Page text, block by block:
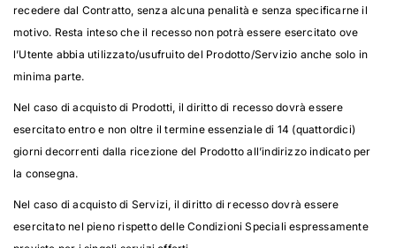
recedere dal Contratto, senza alcuna penalità e senza specificarne il
motivo. Resta inteso che il recesso non potrà essere esercitato ove
l’Utente abbia utilizzato/usufruito del Prodotto/Servizio anche solo in
minima parte.
Nel caso di acquisto di Prodotti, il diritto di recesso dovrà essere
esercitato entro e non oltre il termine essenziale di 14 (quattordici)
giorni decorrenti dalla ricezione del Prodotto all’indirizzo indicato per
la consegna.
Nel caso di acquisto di Servizi, il diritto di recesso dovrà essere
esercitato nel pieno rispetto delle Condizioni Speciali espressamente